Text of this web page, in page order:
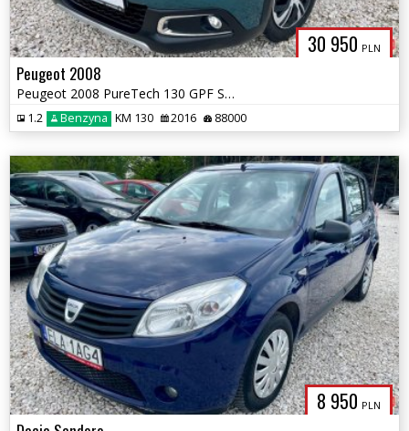
30 950 PLN
Peugeot 2008
Peugeot 2008 PureTech 130 GPF Stop&Start Allure
1.2 Benzyna KM 130 2016 88000
8 950 PLN